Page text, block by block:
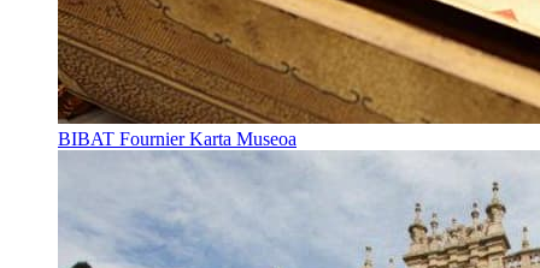
BIBAT Fournier Karta Museoa